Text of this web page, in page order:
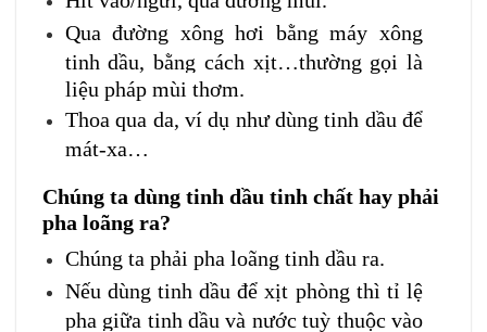
Qua đường xông hơi bằng máy xông
tinh dầu, bằng cách xịt…thường gọi là
liệu pháp mùi thơm.
Thoa qua da, ví dụ như dùng tinh dầu để
mát-xa…
Chúng ta dùng tinh dầu tinh chất hay phải
pha loãng ra?
Chúng ta phải pha loãng tinh dầu ra.
Nếu dùng tinh dầu để xịt phòng thì tỉ lệ
pha giữa tinh dầu và nước tuỳ thuộc vào